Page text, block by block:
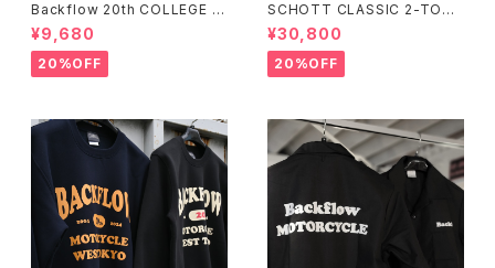
Backflow 20th COLLEGE C
OACH JACKET
¥9,680
20%OFF
SCHOTT CLASSIC 2-TONE
DOWN JACKET
¥30,800
20%OFF